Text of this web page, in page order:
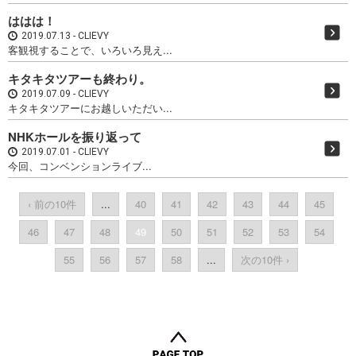
ははは！
2019.07.13 CLIEVY
客観視することで、いろいろ見え...
キタキタツアーも終わり。
2019.07.09 CLIEVY
キタキタツアーにお越しいただい...
NHKホールを振り返って
2019.07.01 CLIEVY
今回、コンベンションライブ...
‹ 前の10件 ... 40 41 42 43 44
45
46
47 48 49 50 51 52 53
54
55
56 57 58 ... 次の10件 ›